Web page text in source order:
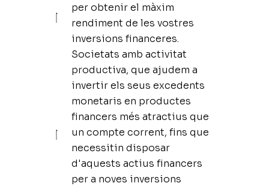
per obtenir el màxim
rendiment de les vostres
inversions financeres.
Societats amb activitat
productiva, que ajudem a
invertir els seus excedents
monetaris en productes
financers més atractius que
un compte corrent, fins que
necessitin disposar
d'aquests actius financers
per a noves inversions